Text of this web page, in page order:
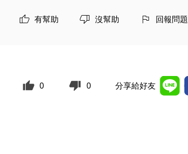
有幫助 沒幫助 回報問題
0 0 分享給好友